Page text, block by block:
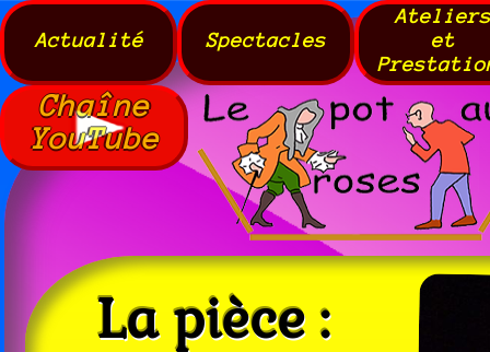
Actualité Spectacles
Ateliers
et
Chaîne
YouTube
La pièce :